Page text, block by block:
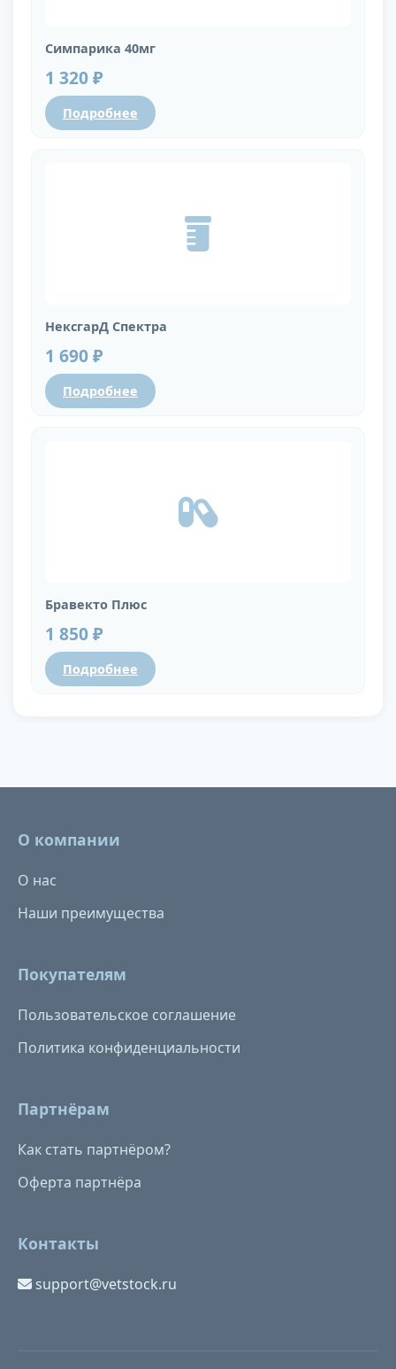
Симпарика 40мг
1 320 ₽
Подробнее
НексгарД Спектра
1 690 ₽
Подробнее
Бравекто Плюс
1 850 ₽
Подробнее
О компании
О нас
Наши преимущества
Покупателям
Пользовательское соглашение
Политика конфиденциальности
Партнёрам
Как стать партнёром?
Оферта партнёра
Контакты
support@vetstock.ru